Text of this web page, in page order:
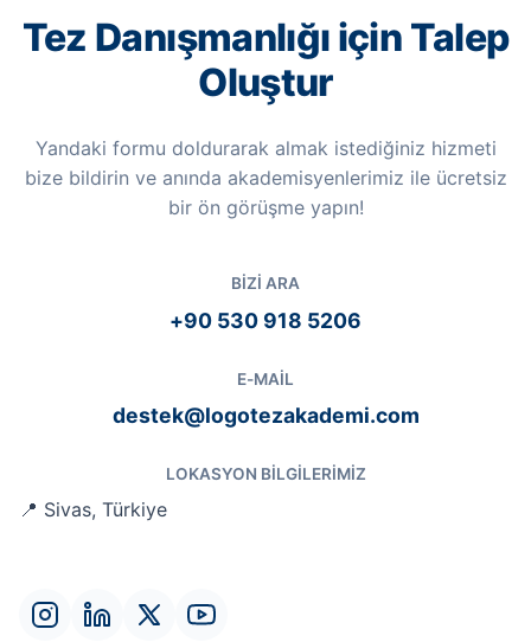
Tez Danışmanlığı için Talep
Oluştur
Yandaki formu doldurarak almak istediğiniz hizmeti
bize bildirin ve anında akademisyenlerimiz ile ücretsiz
bir ön görüşme yapın!
BIZI ARA
+90 530 918 5206
E-MAIL
destek@logotezakademi.com
LOKASYON BILGILERIMIZ
📍 Sivas, Türkiye